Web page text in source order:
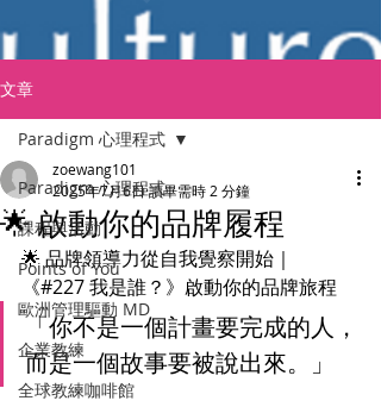
文章
Paradigm 心理程式
課程與活動
Points of You
歐洲管理驅動 MD
企業教練
全球教練咖啡館
Paradigm 心理程式
🌟 啟動你的品牌履程
zoewang101
2025年7月6日讀畢需時 2 分鐘
🌟 品牌領導力從自我覺察開始｜
《#227 我是誰？》啟動你的品牌旅程
「你不是一個計畫要完成的人，
而是一個故事要被說出來。」